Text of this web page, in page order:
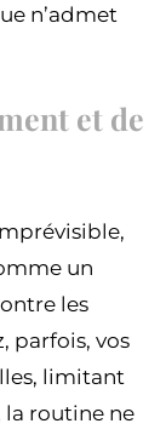
n’admet
et de
un
les
parfois, vos
limitant
la routine ne